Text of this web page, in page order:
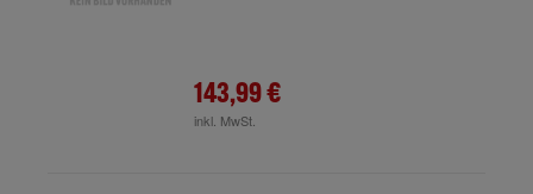
143,99 €
inkl. MwSt.